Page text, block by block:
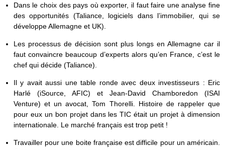
Dans le choix des pays où exporter, il faut faire une analyse fine
des opportunités (Taliance, logiciels dans l’immobilier, qui se
développe Allemagne et UK).
Les processus de décision sont plus longs en Allemagne car il
faut convaincre beaucoup d’experts alors qu’en France, c’est le
chef qui décide (Taliance).
Il y avait aussi une table ronde avec deux investisseurs : Eric
Harlé (iSource, AFIC) et Jean-David Chamboredon (ISAI
Venture) et un avocat, Tom Thorelli. Histoire de rappeler que
pour eux un bon projet dans les TIC était un projet à dimension
internationale. Le marché français est trop petit !
Travailler pour une boite française est difficile pour un américain.